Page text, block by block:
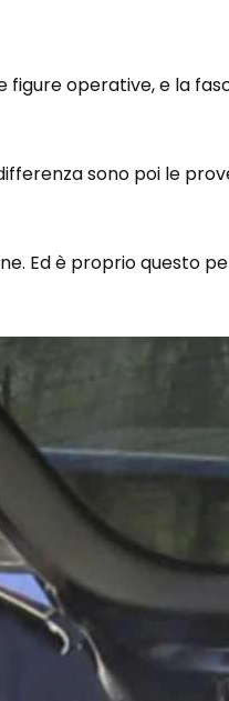
operative, e la
sono poi le
Ed è proprio questo